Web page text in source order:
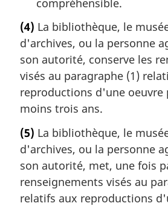
(4) La bibliothèque, le
d'archives, ou la personne
son autorité, conserve les
visés au paragraphe (1)
reproductions d'une oeuvre
moins trois ans.
(5) La bibliothèque, le
d'archives, ou la personne
son autorité, met, une fois
renseignements visés au
relatifs aux reproductions